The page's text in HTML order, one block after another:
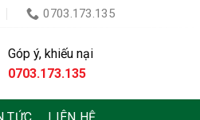
0703.173.135
Góp ý, khiếu nại
0703.173.135